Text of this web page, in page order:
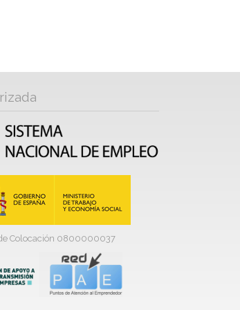
Colocación 0800000037